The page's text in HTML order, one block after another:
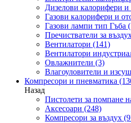
Дизелови калорифери и
Газови калорифери и
Газови лампи тип Гъба
Пречистватели за
Вентилатори (141)
Вентилатори
Овлажнители (3)
Влагоуловители и
Компресори и пневматика
Назад
Пистолети за помпане
Аксесоари (248)
Компресори за въздух